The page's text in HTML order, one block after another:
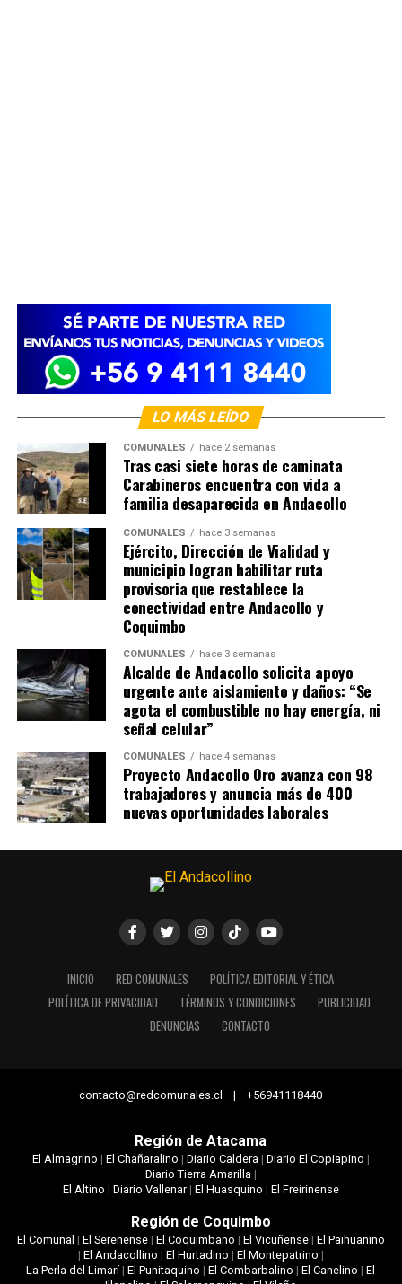
LO MÁS LEÍDO
COMUNALES hace 2 semanas
Tras casi siete horas de caminata
Carabineros encuentra con vida a
familia desaparecida en Andacollo
COMUNALES hace 3 semanas
Ejército, Dirección de Vialidad y
municipio logran habilitar ruta
provisoria que restablece la
conectividad entre Andacollo y
Coquimbo
COMUNALES hace 3 semanas
Alcalde de Andacollo solicita apoyo
urgente ante aislamiento y daños: “Se
agota el combustible no hay energía, ni
señal celular”
COMUNALES hace 4 semanas
Proyecto Andacollo Oro avanza con 98
trabajadores y anuncia más de 400
nuevas oportunidades laborales
INICIO RED COMUNALES
POLÍTICA EDITORIAL Y ÉTICA
POLÍTICA DE PRIVACIDAD
TÉRMINOS Y CONDICIONES
PUBLICIDAD
DENUNCIAS
CONTACTO
contacto@redcomunales.cl | +56941118440
Región de Atacama
El Almagrino | El Chañaralino | Diario Caldera | Diario El Copiapino |
Diario Tierra Amarilla |
El Altino | Diario Vallenar| El Huasquino | El Freirinense
Región de Coquimbo
El Comunal | El Serenense| El Coquimbano | El Vicuñense| El Paihuanino
| El Andacollino | El Hurtadino | El Montepatrino |
La Perla del Limarí|El Punitaquino |El Combarbalino |El Canelino |El